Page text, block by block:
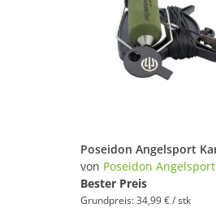
von Poseidon Angelsport
Bester Preis
Grundpreis: 34,99 € / stk